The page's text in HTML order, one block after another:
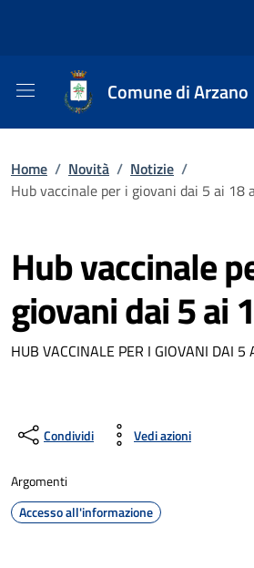
Comune di Arzano
Home / Novità / Notizie /
Hub vaccinale per i giovani dai 5 ai 18
Hub vaccinale
giovani dai 5 ai
HUB VACCINALE PER I GIOVANI DAI 5
Condividi Vedi azioni
Argomenti
Accesso all'informazione